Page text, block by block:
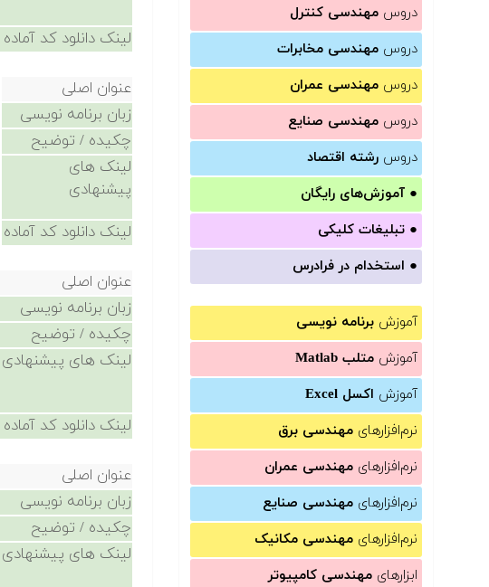
دروس مهندسی کنترل
دروس مهندسی مخابرات
دروس مهندسی عمران
دروس مهندسی صنایع
دروس رشته اقتصاد
● آموزش‌های رایگان
● تبلیغات کلیکی
● استخدام در فرادرس
آموزش برنامه نویسی
آموزش متلب Matlab
آموزش اکسل Excel
نرم‌افزارهای مهندسی برق
نرم‌افزارهای مهندسی عمران
نرم‌افزارهای مهندسی صنایع
نرم‌افزارهای مهندسی مکانیک
ابزارهای مهندسی کامپیوتر
لینک دانلود کد آماده
عنوان اصلی
زبان برنامه نویسی
چکیده / توضیح
لینک های
پیشنهادی
لینک دانلود کد آماده
عنوان اصلی
زبان برنامه نویسی
چکیده / توضیح
لینک های پیشنهادی
لینک دانلود کد آماده
عنوان اصلی
زبان برنامه نویسی
چکیده / توضیح
لینک های پیشنهادی